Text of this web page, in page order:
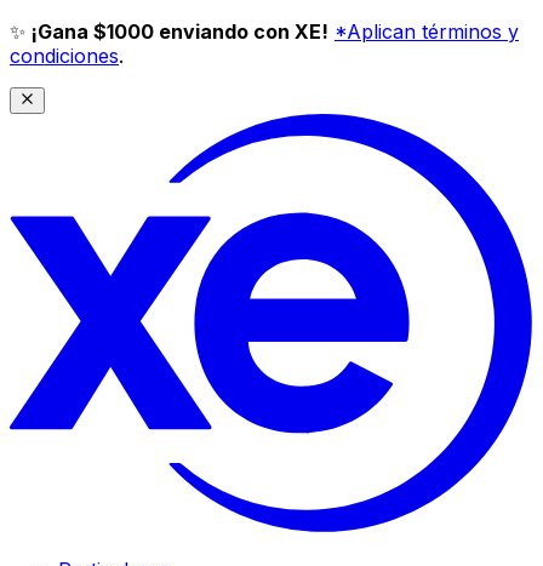
✨ ¡Gana $1000 enviando con XE! *Aplican términos y
condiciones.